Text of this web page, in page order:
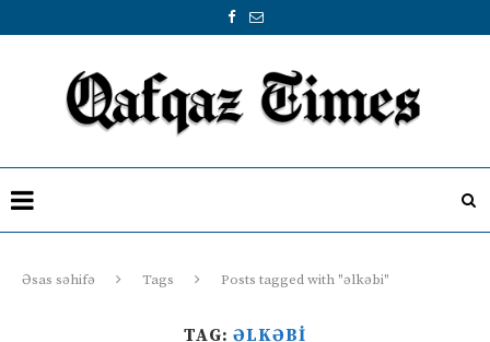
Əsas səhifə Tags Posts tagged with "əlkəbi"
TAG: ƏLKƏBI